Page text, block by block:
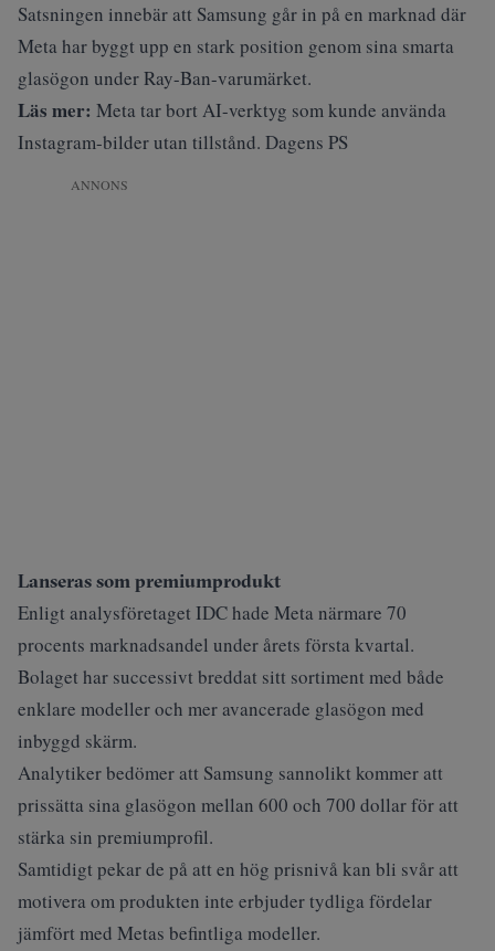
Satsningen innebär att Samsung går in på en marknad där
Meta har byggt upp en stark position genom sina smarta
glasögon under Ray-Ban-varumärket.
Läs mer: Meta tar bort AI-verktyg som kunde använda
Instagram-bilder utan tillstånd. Dagens PS
ANNONS
Lanseras som premiumprodukt
Enligt analysföretaget IDC hade Meta närmare 70
procents marknadsandel under årets första kvartal.
Bolaget har successivt breddat sitt sortiment med både
enklare modeller och mer avancerade glasögon med
inbyggd skärm.
Analytiker bedömer att Samsung sannolikt kommer att
prissätta sina glasögon mellan 600 och 700 dollar för att
stärka sin premiumprofil.
Samtidigt pekar de på att en hög prisnivå kan bli svår att
motivera om produkten inte erbjuder tydliga fördelar
jämfört med Metas befintliga modeller.